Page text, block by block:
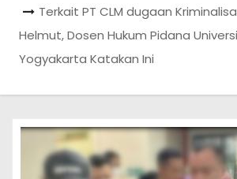
Terkait PT CLM dugaan
Helmut, Dosen Hukum Pidana
Yogyakarta Katakan Ini